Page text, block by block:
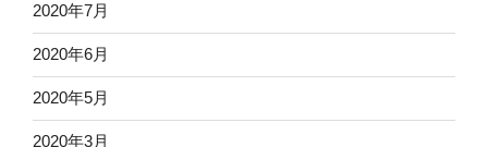
2020年7月
2020年6月
2020年5月
2020年3月